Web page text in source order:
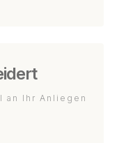
Ihr Anliegen